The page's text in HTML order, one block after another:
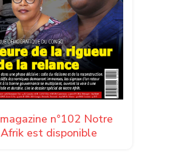
n°102 Notre
Afrik est disponible